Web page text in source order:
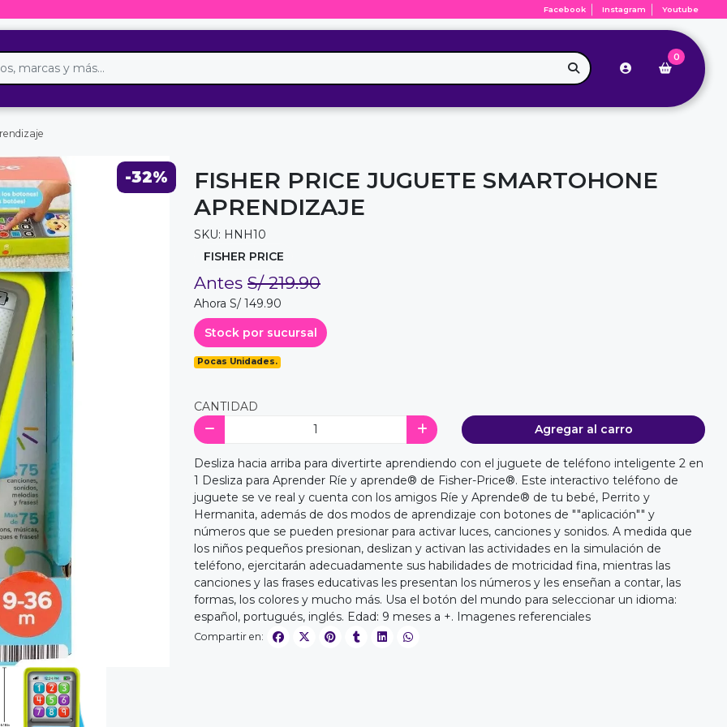
Facebook Instagram Youtube
0
-32%
FISHER PRICE JUGUETE SMARTOHONE
APRENDIZAJE
SKU: HNH10
FISHER PRICE
Antes S/ 219.90
Ahora S/ 149.90
Stock por sucursal
Pocas Unidades.
CANTIDAD
Agregar al carro
Desliza hacia arriba para divertirte aprendiendo con el juguete de teléfono inteligente 2 en
1 Desliza para Aprender Ríe y aprende® de Fisher-Price®. Este interactivo teléfono de
juguete se ve real y cuenta con los amigos Ríe y Aprende® de tu bebé, Perrito y
Hermanita, además de dos modos de aprendizaje con botones de ""aplicación"" y
números que se pueden presionar para activar luces, canciones y sonidos. A medida que
los niños pequeños presionan, deslizan y activan las actividades en la simulación de
teléfono, ejercitarán adecuadamente sus habilidades de motricidad fina, mientras las
canciones y las frases educativas les presentan los números y les enseñan a contar, las
formas, los colores y mucho más. Usa el botón del mundo para seleccionar un idioma:
español, portugués, inglés. Edad: 9 meses a +. Imagenes referenciales
Compartir en: